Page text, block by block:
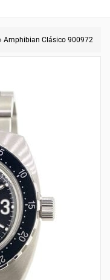
Amphibian Clásico 900972